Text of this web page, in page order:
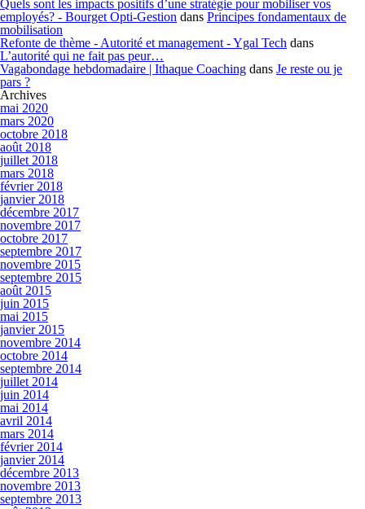
Quels sont les impacts positifs d’une stratégie pour mobiliser vos
employés? - Bourget Opti-Gestion dans Principes fondamentaux de
mobilisation
Refonte de thème - Autorité et management - Ygal Tech dans
L’autorité qui ne fait pas peur…
Vagabondage hebdomadaire | Ithaque Coaching dans Je reste ou je
pars ?
Archives
mai 2020
mars 2020
octobre 2018
août 2018
juillet 2018
mars 2018
février 2018
janvier 2018
décembre 2017
novembre 2017
octobre 2017
septembre 2017
novembre 2015
septembre 2015
août 2015
juin 2015
mai 2015
janvier 2015
novembre 2014
octobre 2014
septembre 2014
juillet 2014
juin 2014
mai 2014
avril 2014
mars 2014
février 2014
janvier 2014
décembre 2013
novembre 2013
septembre 2013